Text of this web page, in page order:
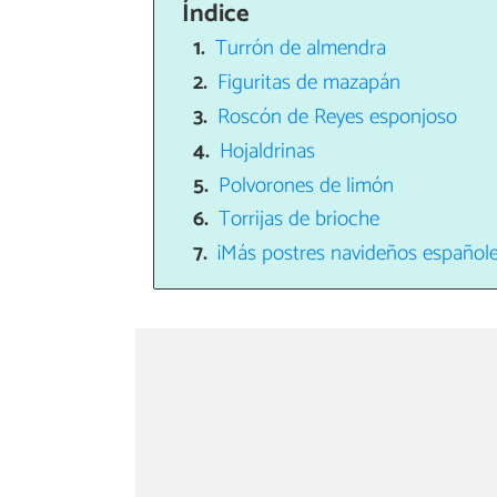
Índice
Turrón de almendra
Figuritas de mazapán
Roscón de Reyes esponjoso
Hojaldrinas
Polvorones de limón
Torrijas de brioche
¡Más postres navideños